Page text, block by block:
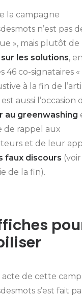
la campagne
n’est pas
», mais plutôt de
les solutions,
46 co-signataires
à la fin de
aussi l’occasion
au greenwashing
de rappel aux
et de leur
faux discours (voir
de la fin).
acte de cette
s’est fait